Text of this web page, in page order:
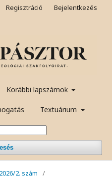
Korábbi lapszámok
Textuárium
Regisztráció Bejelentkezés
2. szám
/